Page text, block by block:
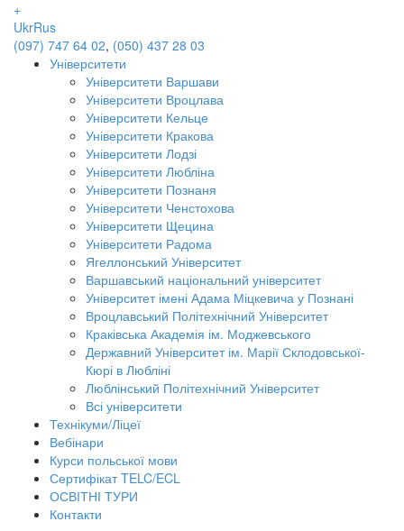
+
UkrRus
(097) 747 64 02, (050) 437 28 03
Університети
Університети Варшави
Університети Вроцлава
Університети Кельце
Університети Кракова
Університети Лодзі
Університети Любліна
Університети Познаня
Університети Ченстохова
Університети Щецина
Університети Радома
Ягеллонський Університет
Варшавський національний університет
Університет імені Адама Міцкевича у Познані
Вроцлавський Політехнічний Університет
Краківська Академія ім. Моджевського
Державний Університет ім. Марії Склодовської-
Кюрі в Любліні
Люблінський Політехнічний Університет
Всі університети
Технікуми/Ліцеї
Вебінари
Курси польської мови
Сертифікат TELC/ECL
ОСВІТНІ ТУРИ
Контакти